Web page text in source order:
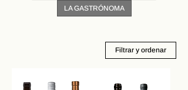
LA GASTRÓNOMA
Filtrar y ordenar